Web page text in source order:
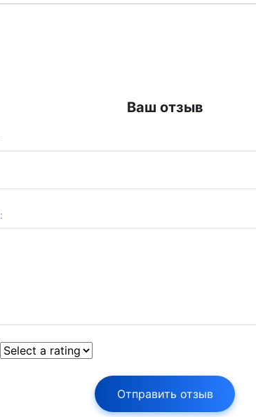
Ваш отзыв
Отправить отзыв